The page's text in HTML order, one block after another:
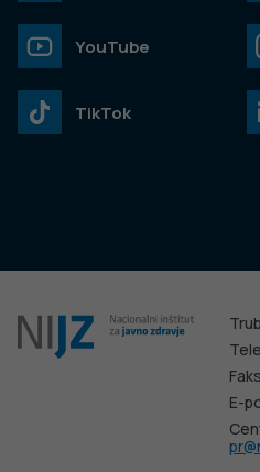
E-
YouTube
TikTok